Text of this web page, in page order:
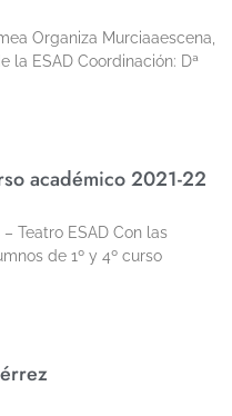
Organiza Murciaaescena,
la ESAD Coordinación: Dª
académico 2021-22
Teatro ESAD Con las
de 1º y 4º curso